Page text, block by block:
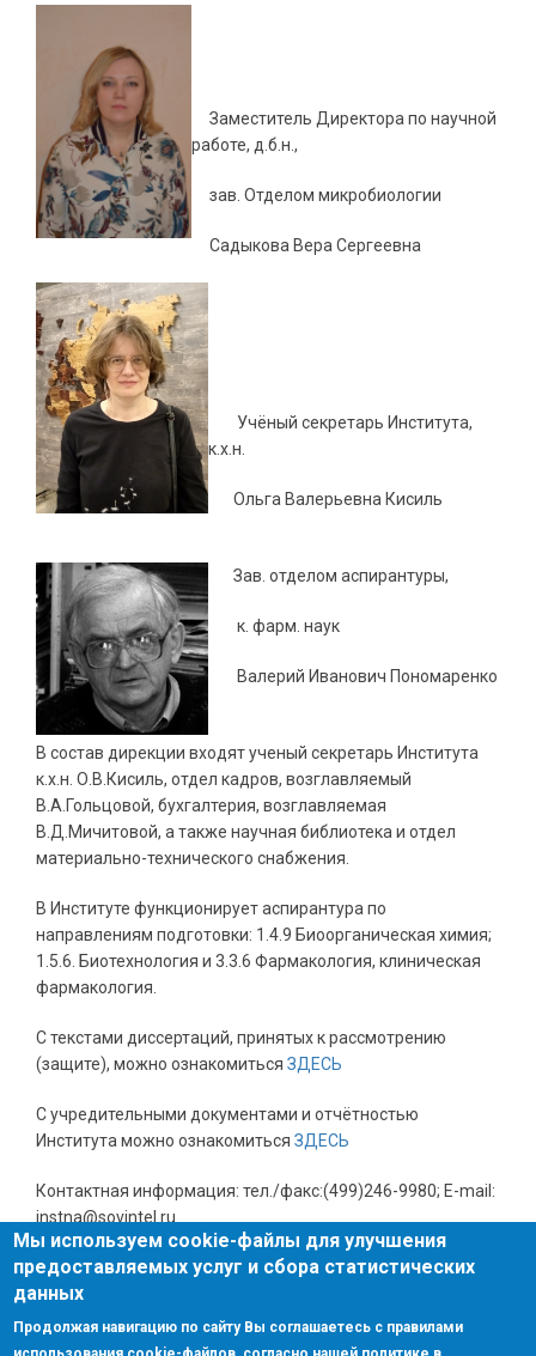
Заместитель Директора по научной
работе, д.б.н.,
зав. Отделом микробиологии
Садыкова Вера Сергеевна
Учёный секретарь Института,
к.х.н.
Ольга Валерьевна Кисиль
Зав. отделом аспирантуры,
к. фарм. наук
Валерий Иванович Пономаренко
В состав дирекции входят ученый секретарь Института
к.х.н. О.В.Кисиль, отдел кадров, возглавляемый
В.А.Гольцовой, бухгалтерия, возглавляемая
В.Д.Мичитовой, а также научная библиотека и отдел
материально-технического снабжения.
В Институте функционирует аспирантура по
направлениям подготовки: 1.4.9 Биоорганическая химия;
1.5.6. Биотехнология и 3.3.6 Фармакология, клиническая
фармакология.
С текстами диссертаций, принятых к рассмотрению
(защите), можно ознакомиться ЗДЕСЬ
С учредительными документами и отчётностью
Института можно ознакомиться ЗДЕСЬ
Контактная информация: тел./факс:(499)246-9980; E-mail:
instna@sovintel.ru
Поиск
Поиск
Мы используем cookie-файлы для улучшения
предоставляемых услуг и сбора статистических
данных
Продолжая навигацию по сайту Вы соглашаетесь с правилами